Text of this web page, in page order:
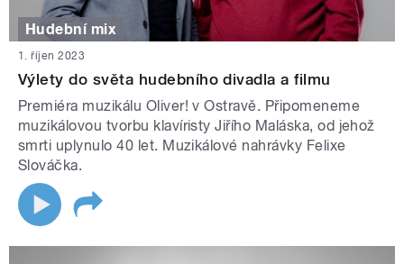
Hudební mix
1. říjen 2023
Výlety do světa hudebního divadla a filmu
Premiéra muzikálu Oliver! v Ostravě. Připomeneme
muzikálovou tvorbu klavíristy Jiřího Maláska, od jehož
smrti uplynulo 40 let. Muzikálové nahrávky Felixe
Slováčka.